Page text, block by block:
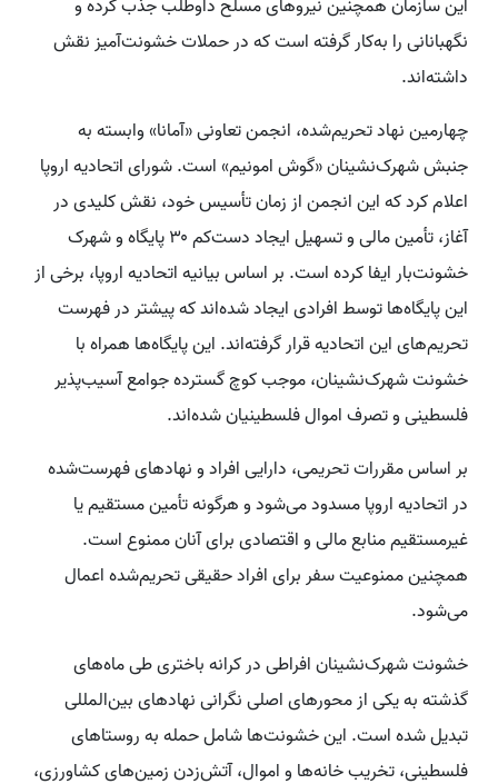
این سازمان همچنین نیروهای مسلح داوطلب جذب کرده و
نگهبانانی را به‌کار گرفته است که در حملات خشونت‌آمیز نقش
داشته‌اند.
چهارمین نهاد تحریم‌شده، انجمن تعاونی «آمانا» وابسته به
جنبش شهرک‌نشینان «گوش امونیم» است. شورای اتحادیه اروپا
اعلام کرد که این انجمن از زمان تأسیس خود، نقش کلیدی در
آغاز، تأمین مالی و تسهیل ایجاد دست‌کم ۳۰ پایگاه و شهرک
خشونت‌بار ایفا کرده است. بر اساس بیانیه اتحادیه اروپا، برخی از
این پایگاه‌ها توسط افرادی ایجاد شده‌اند که پیشتر در فهرست
تحریم‌های این اتحادیه قرار گرفته‌اند. این پایگاه‌ها همراه با
خشونت شهرک‌نشینان، موجب کوچ گسترده جوامع آسیب‌پذیر
فلسطینی و تصرف اموال فلسطینیان شده‌اند.
بر اساس مقررات تحریمی، دارایی افراد و نهادهای فهرست‌شده
در اتحادیه اروپا مسدود می‌شود و هرگونه تأمین مستقیم یا
غیرمستقیم منابع مالی و اقتصادی برای آنان ممنوع است.
همچنین ممنوعیت سفر برای افراد حقیقی تحریم‌شده اعمال
می‌شود.
خشونت شهرک‌نشینان افراطی در کرانه باختری طی ماه‌های
گذشته به یکی از محورهای اصلی نگرانی نهادهای بین‌المللی
تبدیل شده است. این خشونت‌ها شامل حمله به روستاهای
فلسطینی، تخریب خانه‌ها و اموال، آتش‌زدن زمین‌های کشاورزی،